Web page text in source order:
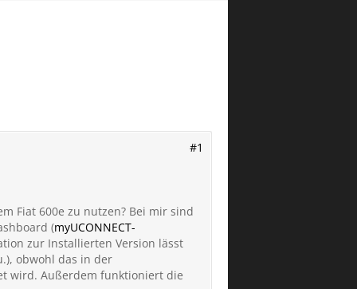
#1
Fiat 600e zu nutzen? Bei mir sind
(myUCONNECT-
zur Installierten Version lässt
obwohl das in der
wird. Außerdem funktioniert die